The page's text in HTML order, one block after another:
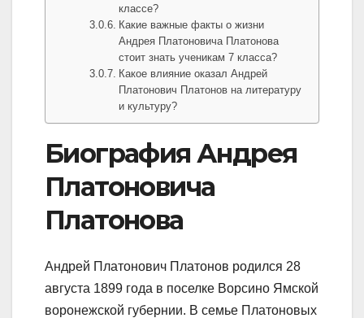
классе?
Какие важные факты о жизни
Андрея Платоновича Платонова
стоит знать ученикам 7 класса?
Какое влияние оказал Андрей
Платонович Платонов на литературу
и культуру?
Биография Андрея
Платоновича
Платонова
Андрей Платонович Платонов родился 28
августа 1899 года в поселке Ворсино Ямской
воронежской губернии. В семье Платоновых